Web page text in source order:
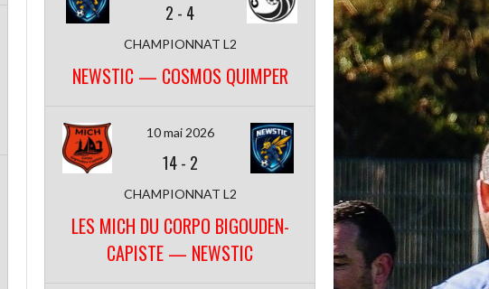
2 - 4
CHAMPIONNAT L2
NEWSTIC — COSMOS QUIMPER
10 mai 2026
14- 2
CHAMPIONNAT L2
LES MICH DU CORPO BIGOUDEN-
CAPISTE — NEWSTIC